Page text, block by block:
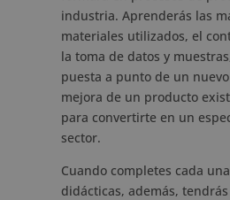
industria. Aprenderás las
materiales utilizados, el
la toma de datos y
puesta a punto de un
mejora de un producto
para convertirte en un
sector.
Cuando completes cada
didácticas, además,